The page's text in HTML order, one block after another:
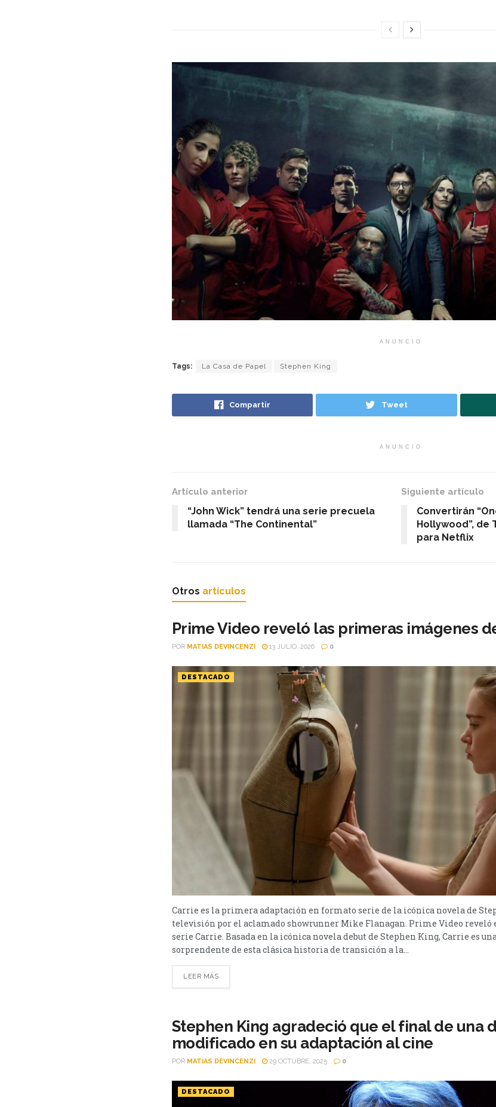
ANUNCIO
Tags: La Casa de Papel Stephen King
Compartir Tweet
ANUNCIO
Artículo anterior
“John Wick” tendrá una serie precuela
llamada “The Continental”
Siguiente artículo
Convertirán
Hollywood”, de
para Netflix
Otros artículos
Prime Video reveló las primeras imágenes
POR MATIAS DEVINCENZI 13 JULIO, 2026 0
DESTACADO
Carrie es la primera adaptación en formato serie de la icónica novela de
televisión por el aclamado showrunner Mike Flanagan. Prime Video reveló
serie Carrie. Basada en la icónica novela debut de Stephen King, Carrie es
sorprendente de esta clásica historia de transición a la...
LEER MÁS
Stephen King agradeció que el final de una
modificado en su adaptación al cine
POR MATIAS DEVINCENZI 29 OCTUBRE, 2025 0
DESTACADO